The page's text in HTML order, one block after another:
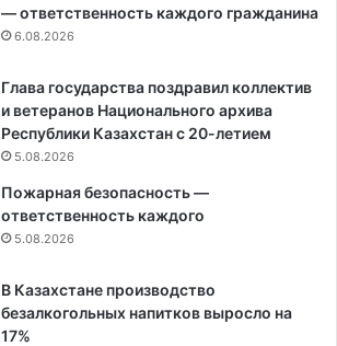
— ответственность каждого гражданина
6.08.2026
Глава государства поздравил коллектив
и ветеранов Национального архива
Республики Казахстан с 20-летием
5.08.2026
Пожарная безопасность —
ответственность каждого
5.08.2026
В Казахстане производство
безалкогольных напитков выросло на
17%